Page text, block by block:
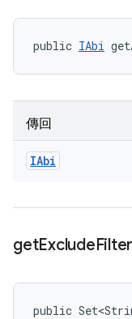
public IAbi
傳回
IAbi
getExclude
public